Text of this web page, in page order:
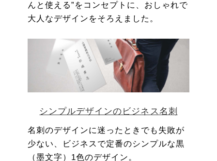
んと使える”をコンセプトに、おしゃれで
大人なデザインをそろえました。
シンプルデザインのビジネス名刺
名刺のデザインに迷ったときでも失敗が
少ない、ビジネスで定番のシンプルな黒
（墨文字）1色のデザイン。